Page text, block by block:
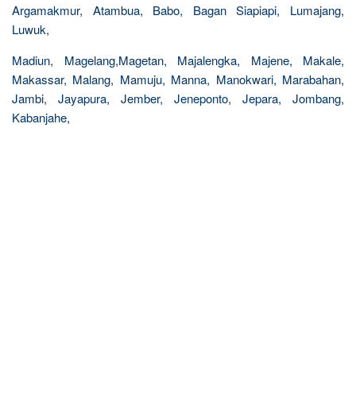
Argamakmur, Atambua, Babo, Bagan Siapiapi, Lumajang,
Luwuk,
Madiun, Magelang,Magetan, Majalengka, Majene, Makale,
Makassar, Malang, Mamuju, Manna, Manokwari, Marabahan,
Jambi, Jayapura, Jember, Jeneponto, Jepara, Jombang,
Kabanjahe,